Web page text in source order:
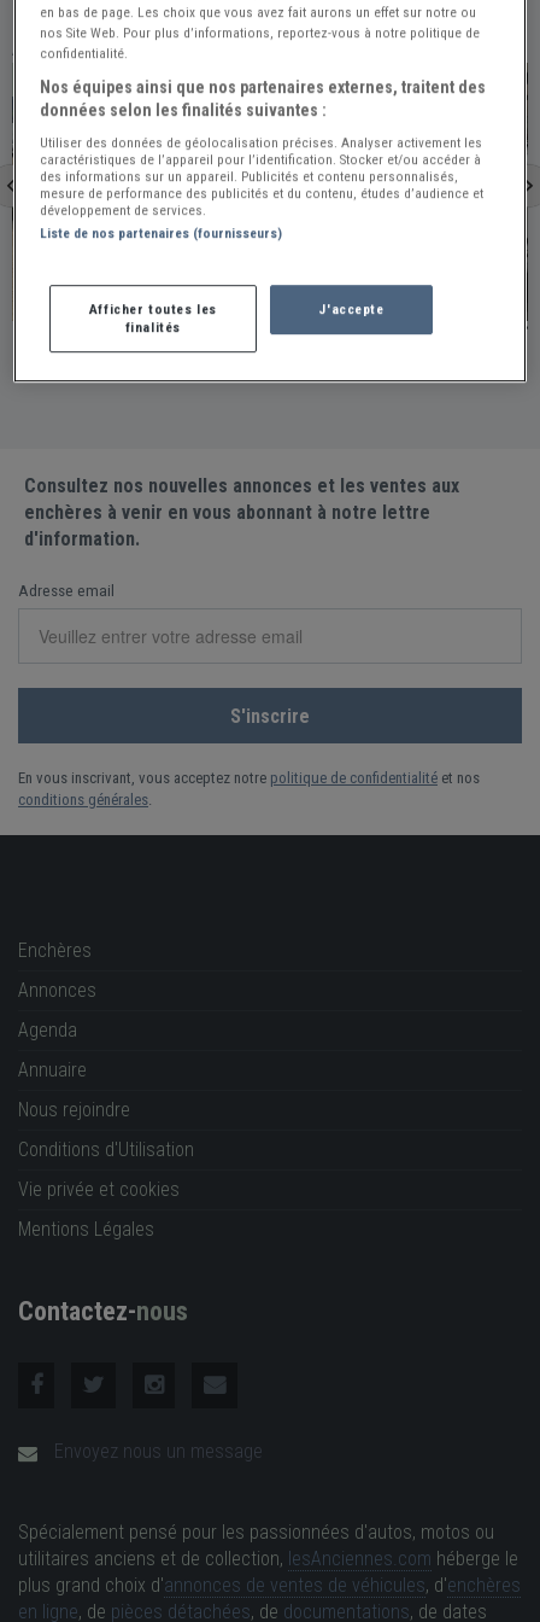
À VOIR ÉGALEMENT
PRO
Doussard
PORSCHE 911 2.2L S - 1970
France - DOUSSARD / Publiée le 2026-08-09 (Hier)
PRO
Belgique
PORSCHE 911 E -
Consultez nos nouvelles annonces et les ventes aux
enchères à venir en vous abonnant à notre lettre
d'information.
Adresse email
En vous inscrivant, vous acceptez notre politique de confidentialité et nos
conditions générales.
Enchères
Annonces
Agenda
Annuaire
Nous rejoindre
Conditions d'Utilisation
Vie privée et cookies
Mentions Légales
Contactez-nous
Envoyez nous un message
Spécialement pensé pour les passionnées d'autos, motos ou
utilitaires anciens et de collection, lesAnciennes.com héberge le
plus grand choix d'annonces de ventes de véhicules, d'enchères
en ligne, de pièces détachées, de documentations, de dates
en bas de page. Les choix que vous avez fait aurons un effet sur notre ou
nos Site Web. Pour plus d’informations, reportez-vous à notre politique de
confidentialité.
Nos équipes ainsi que nos partenaires externes, traitent des
données selon les finalités suivantes :
Utiliser des données de géolocalisation précises. Analyser activement les
caractéristiques de l’appareil pour l’identification. Stocker et/ou accéder à
des informations sur un appareil. Publicités et contenu personnalisés,
mesure de performance des publicités et du contenu, études d’audience et
développement de services.
Liste de nos partenaires (fournisseurs)
Afficher toutes les
finalités
J'accepte